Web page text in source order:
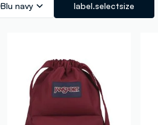
Blu navy label.selectsize